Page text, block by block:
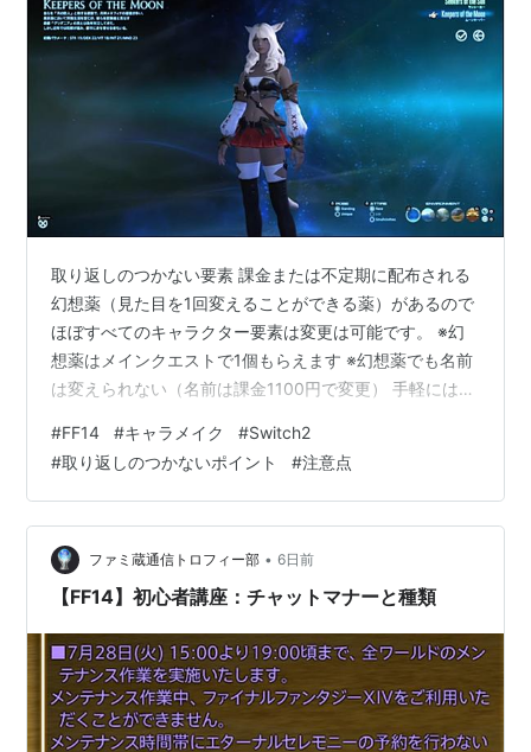
取り返しのつかない要素 課金または不定期に配布される
幻想薬（見た目を1回変えることができる薬）があるので
ほぼすべてのキャラクター要素は変更は可能です。 ※幻
想薬はメインクエストで1個もらえます ※幻想薬でも名前
は変えられない（名前は課金1100円で変更） 手軽には変
骨格（瞳や顔の輪郭など） 瞳の色（アウラの瞳のリング
は変更ができる） キャラクターの誕生日 守護神 いつで
も変更可能部分 ストーリーで美容師が解放されます 髪型
髪色 くちびるの色 ほくろや傷 眉・ひげ フェイスペイン
ト 刺青など（種族による） 動画で確認【YouTube…
#FF14 #キャラメイク #Switch2
#取り返しのつかないポイント #注意点
ファミ蔵通信トロフィー部 • 6日前
【FF14】初心者講座：チャットマナーと種類